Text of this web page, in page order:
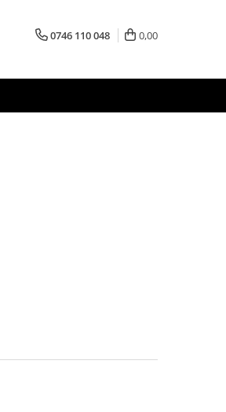
0746 110 048 0,00